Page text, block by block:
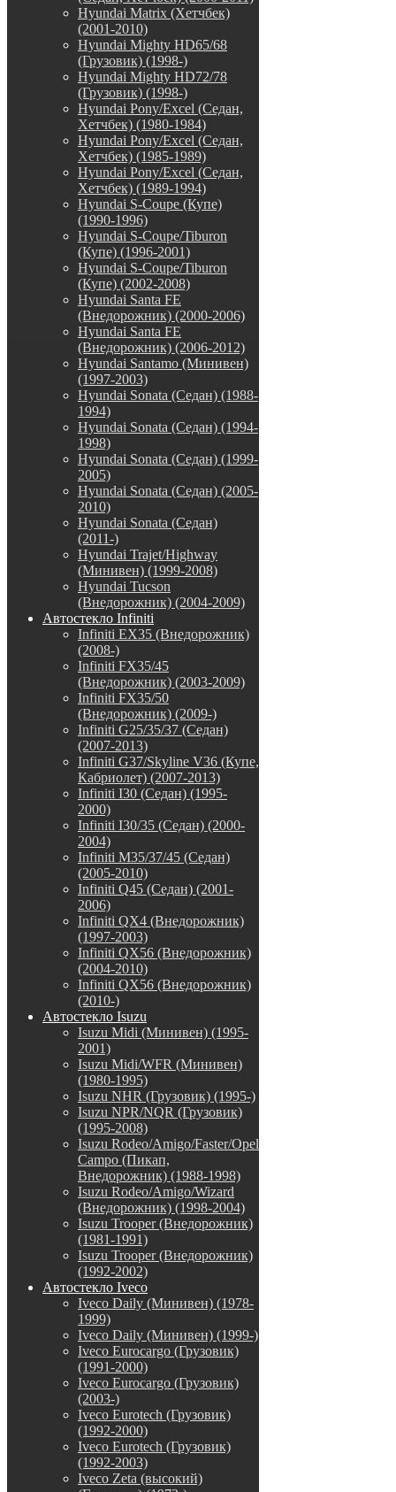
Hyundai Matrix (Хетчбек)
(2001-2010)
Hyundai Mighty HD65/68
(Грузовик) (1998-)
Hyundai Mighty HD72/78
(Грузовик) (1998-)
Hyundai Pony/Excel (Седан,
Хетчбек) (1980-1984)
Hyundai Pony/Excel (Седан,
Хетчбек) (1985-1989)
Hyundai Pony/Excel (Седан,
Хетчбек) (1989-1994)
Hyundai S-Coupe (Купе)
(1990-1996)
Hyundai S-Coupe/Tiburon
(Купе) (1996-2001)
Hyundai S-Coupe/Tiburon
(Купе) (2002-2008)
Hyundai Santa FE
(Внедорожник) (2000-2006)
Hyundai Santa FE
(Внедорожник) (2006-2012)
Hyundai Santamo (Минивен)
(1997-2003)
Hyundai Sonata (Седан) (1988-
1994)
Hyundai Sonata (Седан) (1994-
1998)
Hyundai Sonata (Седан) (1999-
2005)
Hyundai Sonata (Седан) (2005-
2010)
Hyundai Sonata (Седан)
(2011-)
Hyundai Trajet/Highway
(Минивен) (1999-2008)
Hyundai Tucson
(Внедорожник) (2004-2009)
Автостекло Infiniti
Infiniti EX35 (Внедорожник)
(2008-)
Infiniti FX35/45
(Внедорожник) (2003-2009)
Infiniti FX35/50
(Внедорожник) (2009-)
Infiniti G25/35/37 (Седан)
(2007-2013)
Infiniti G37/Skyline V36 (Купе,
Кабриолет) (2007-2013)
Infiniti I30 (Седан) (1995-
2000)
Infiniti I30/35 (Седан) (2000-
2004)
Infiniti M35/37/45 (Седан)
(2005-2010)
Infiniti Q45 (Седан) (2001-
2006)
Infiniti QX4 (Внедорожник)
(1997-2003)
Infiniti QX56 (Внедорожник)
(2004-2010)
Infiniti QX56 (Внедорожник)
(2010-)
Автостекло Isuzu
Isuzu Midi (Минивен) (1995-
2001)
Isuzu Midi/WFR (Минивен)
(1980-1995)
Isuzu NHR (Грузовик) (1995-)
Isuzu NPR/NQR (Грузовик)
(1995-2008)
Isuzu Rodeo/Amigo/Faster/Opel
Campo (Пикап,
Внедорожник) (1988-1998)
Isuzu Rodeo/Amigo/Wizard
(Внедорожник) (1998-2004)
Isuzu Trooper (Внедорожник)
(1981-1991)
Isuzu Trooper (Внедорожник)
(1992-2002)
Автостекло Iveco
Iveco Daily (Минивен) (1978-
1999)
Iveco Daily (Минивен) (1999-)
Iveco Eurocargo (Грузовик)
(1991-2000)
Iveco Eurocargo (Грузовик)
(2003-)
Iveco Eurotech (Грузовик)
(1992-2000)
Iveco Eurotech (Грузовик)
(1992-2003)
Iveco Zeta (высокий)